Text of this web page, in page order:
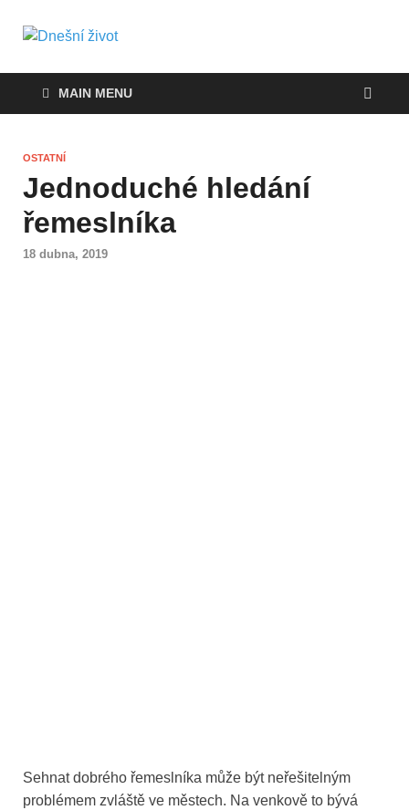
Dnešní život
současnosti
MAIN MENU
OSTATNÍ
Jednoduché hledání
řemeslníka
18 dubna, 2019
Sehnat dobrého řemeslníka může být neřešitelným
problémem zvláště ve městech. Na venkově to bývá